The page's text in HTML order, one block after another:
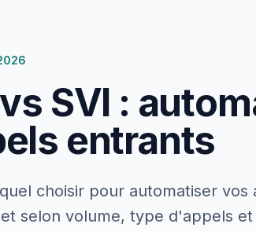
SVI :
entrants
choisir pour automatiser vos
selon volume, type d'appels et